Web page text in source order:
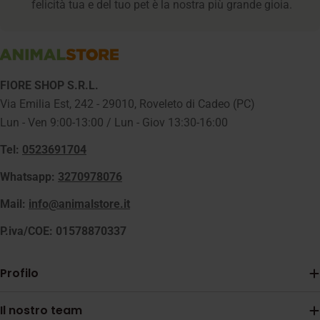
felicità tua e del tuo pet è la nostra più grande gioia.
FIORE SHOP S.R.L.
Via Emilia Est, 242 - 29010, Roveleto di Cadeo (PC)
Lun - Ven 9:00-13:00 / Lun - Giov 13:30-16:00
Tel: 0523691704
Whatsapp: 3270978076
Mail: info@animalstore.it
P.iva/COE: 01578870337
Profilo
Il nostro team